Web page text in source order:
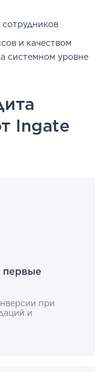
и качеством
системном уровне
Ingate
первые
при
и